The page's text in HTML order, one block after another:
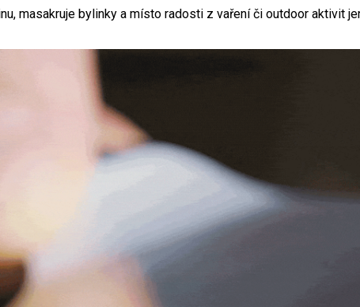
masakruje bylinky a místo radosti z vaření či outdoor aktivit